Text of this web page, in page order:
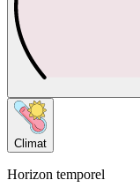
Climat
Horizon temporel